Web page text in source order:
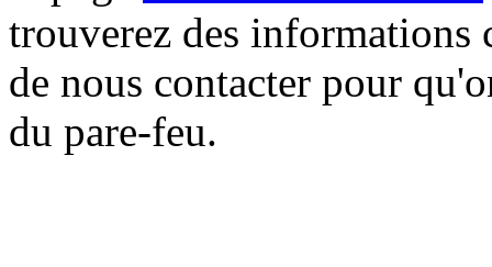
trouverez des informations
de nous contacter pour
du pare-feu.